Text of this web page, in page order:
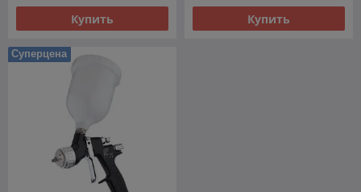
Купить Купить
Суперцена